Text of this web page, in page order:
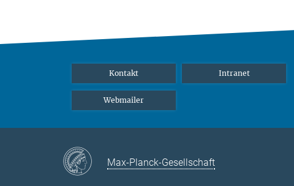
Kontakt Intranet
Webmailer
Max-Planck-Gesellschaft